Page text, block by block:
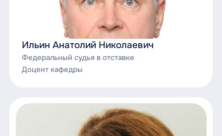
Ильин Анатолий Николаевич
Федеральный судья в отставке
Доцент кафедры